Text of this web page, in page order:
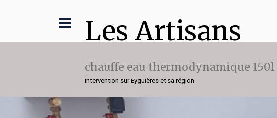
Les Artisans
chauffe eau thermodynamique 150l
Intervention sur Eyguières et sa région